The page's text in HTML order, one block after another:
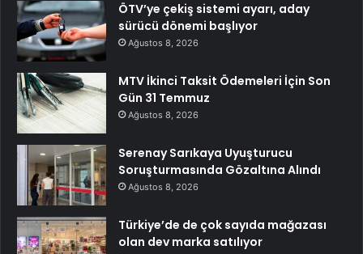
ÖTV’ye çekiş sistemi ayarı, aday
sürücü dönemi başlıyor
Ağustos 8, 2026
MTV İkinci Taksit Ödemeleri İçin Son
Gün 31 Temmuz
Ağustos 8, 2026
Serenay Sarıkaya Uyuşturucu
Soruşturmasında Gözaltına Alındı
Ağustos 8, 2026
Türkiye’de de çok sayıda mağazası
olan dev marka satılıyor